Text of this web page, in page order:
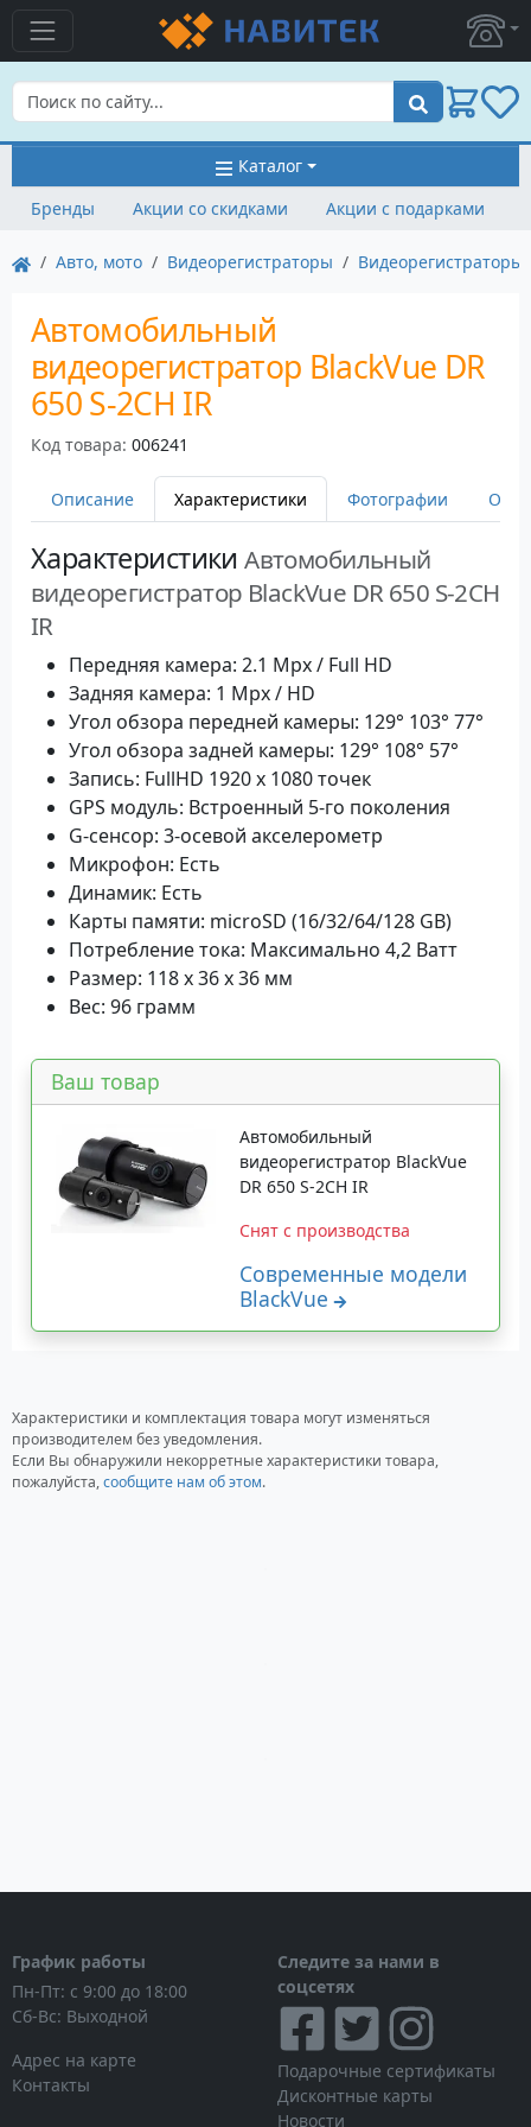
Поиск
Каталог
Бренды
Акции со скидками Акции с подарками
Авто, мото Видеорегистраторы Видеорегистраторы
Автомобильный
видеорегистратор BlackVue DR
650 S-2CH IR
Код товара: 006241
Описание Характеристики Фотографии
ХарактеристикиАвтомобильный
видеорегистратор BlackVue DR 650 S-2CH
IR
Передняя камера: 2.1 Mpx / Full HD
Задняя камера: 1 Mpx / HD
Угол обзора передней камеры: 129° 103° 77°
Угол обзора задней камеры: 129° 108° 57°
Запись: FullHD 1920 x 1080 точек
GPS модуль: Встроенный 5-го поколения
G-сенсор: 3-осевой акселерометр
Микрофон: Есть
Динамик: Есть
Карты памяти: microSD (16/32/64/128 GB)
Потребление тока: Максимально 4,2 Ватт
Размер: 118 х 36 х 36 мм
Вес: 96 грамм
Ваш товар
Автомобильный
видеорегистратор BlackVue
DR 650 S-2CH IR
Снят с производства
Современные модели
BlackVue
Характеристики и комплектация товара могут изменяться
производителем без уведомления.
Если Вы обнаружили некорретные характеристики товара,
пожалуйста,сообщите нам об этом.
График работы
Пн-Пт: с 9:00 до 18:00
Сб-Вс: Выходной
Адрес на карте
Контакты
Следите за нами в
соцсетях
Подарочные сертификаты
Дисконтные карты
Новости